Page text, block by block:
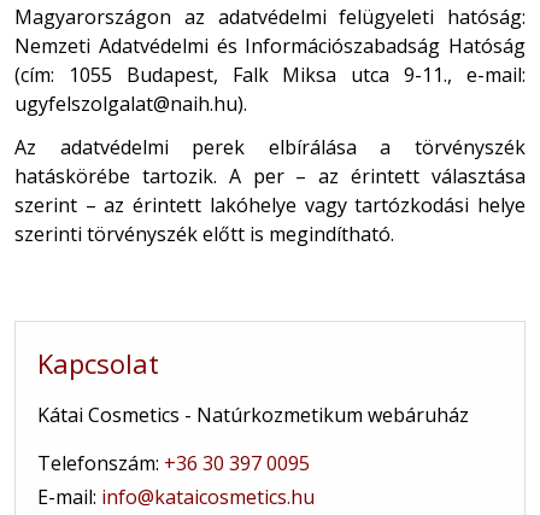
Magyarországon az adatvédelmi felügyeleti hatóság:
Nemzeti Adatvédelmi és Információszabadság Hatóság
(cím: 1055 Budapest, Falk Miksa utca 9-11., e-mail:
ugyfelszolgalat@naih.hu).
Az adatvédelmi perek elbírálása a törvényszék
hatáskörébe tartozik. A per – az érintett választása
szerint – az érintett lakóhelye vagy tartózkodási helye
szerinti törvényszék előtt is megindítható.
Kapcsolat
Kátai Cosmetics - Natúrkozmetikum webáruház
Telefonszám: +36 30 397 0095
E-mail: info@kataicosmetics.hu